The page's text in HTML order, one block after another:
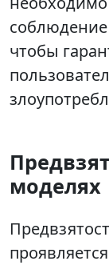
чтобы
моделях